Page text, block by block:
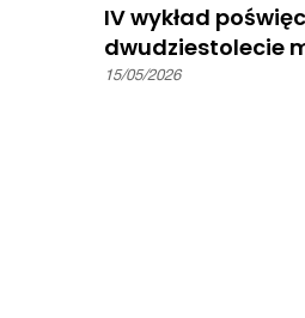
IV wykład
dwudziestolecie
15/05/2026